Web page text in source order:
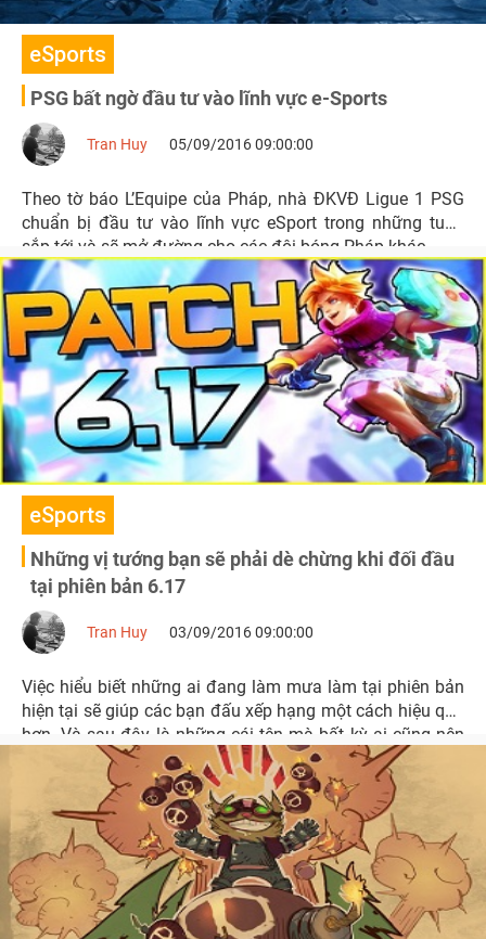
eSports
PSG bất ngờ đầu tư vào lĩnh vực e-Sports
Tran Huy 05/09/2016 09:00:00
Theo tờ báo L’Equipe của Pháp, nhà ĐKVĐ Ligue 1 PSG
chuẩn bị đầu tư vào lĩnh vực eSport trong những tuần
sắp tới và sẽ mở đường cho các đội bóng Pháp khác.
eSports
Những vị tướng bạn sẽ phải dè chừng khi đối đầu
tại phiên bản 6.17
Tran Huy 03/09/2016 09:00:00
Việc hiểu biết những ai đang làm mưa làm tại phiên bản
hiện tại sẽ giúp các bạn đấu xếp hạng một cách hiệu quả
hơn. Và sau đây là những cái tên mà bất kỳ ai cũng nên
dè chừng trong phiên bản 6.17 này.